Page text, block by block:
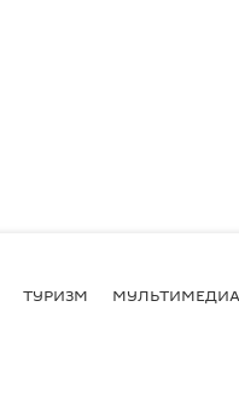
ТУРИЗМ МУЛЬТИМЕДИА